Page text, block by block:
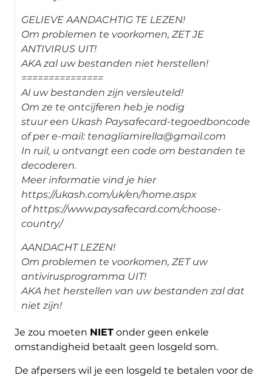
GELIEVE AANDACHTIG TE LEZEN!
Om problemen te voorkomen, ZET JE
ANTIVIRUS UIT!
AKA zal uw bestanden niet herstellen!
===============
Al uw bestanden zijn versleuteld!
Om ze te ontcijferen heb je nodig
stuur een Ukash Paysafecard-tegoedboncode
of per e-mail: tenagliamirella@gmail.com
In ruil, u ontvangt een code om bestanden te
decoderen.
Meer informatie vind je hier
https://ukash.com/uk/en/home.aspx
of https://www.paysafecard.com/choose-
country/
AANDACHT LEZEN!
Om problemen te voorkomen, ZET uw
antivirusprogramma UIT!
AKA het herstellen van uw bestanden zal dat
niet zijn!
Je zou moeten NIETonder geen enkele
omstandigheid betaalt geen losgeld som.
De afpersers wil je een losgeld te betalen voor de